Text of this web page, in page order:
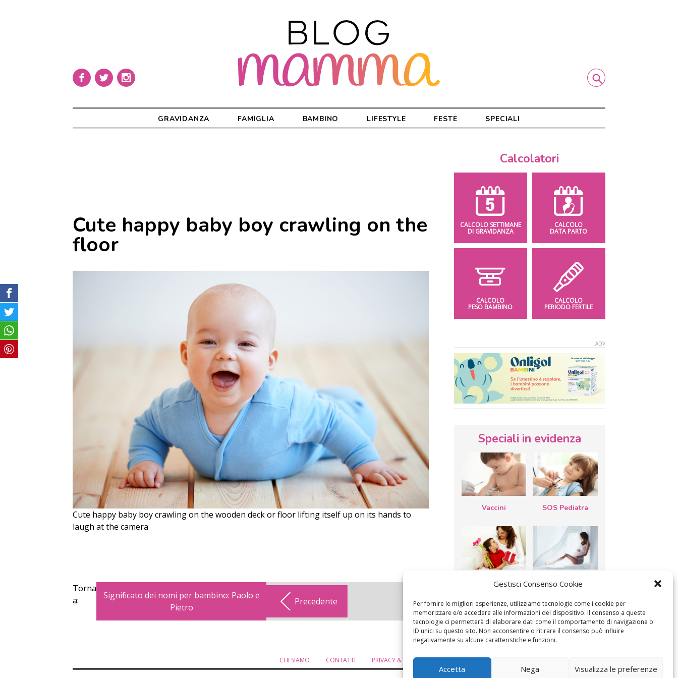
Gestisci Consenso Cookie
Per fornire le migliori esperienze, utilizziamo tecnologie come i cookie per
memorizzare e/o accedere alle informazioni del dispositivo. Il consenso a queste
tecnologie ci permetterà di elaborare dati come il comportamento di navigazione o
ID unici su questo sito. Non acconsentire o ritirare il consenso può influire
negativamente su alcune caratteristiche e funzioni.
Accetta Nega Visualizza le preferenze
GRAVIDANZA FAMIGLIA BAMBINO LIFESTYLE FESTE SPECIALI
Cute happy baby boy crawling on the
floor
Cute happy baby boy crawling on the wooden deck or floor lifting itself up on its hands to
laugh at the camera
Torna
a:
Significato dei nomi per bambino: Paolo e
Pietro
Precedente
Calcolatori
CALCOLO SETTIMANE
DI GRAVIDANZA
CALCOLO
DATA PARTO
CALCOLO
PESO BAMBINO
CALCOLO
PERIODO FERTILE
Speciali in evidenza
Vaccini SOS Pediatra
Festa della
mamma: lavoretti,
filastrocche
Le settimane di
gravidanza
CHI SIAMO CONTATTI PRIVACY & COOKIE POLICY MODIFICA IL CONSENSO